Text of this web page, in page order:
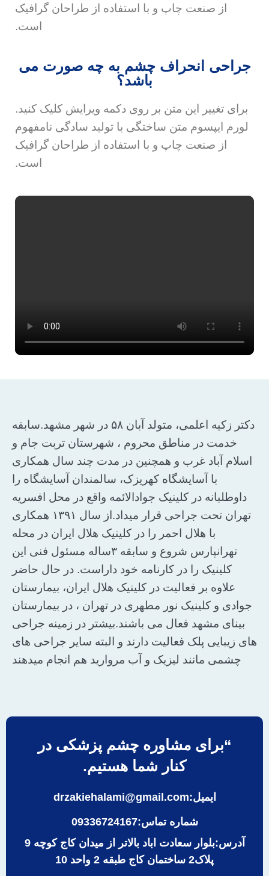
از صنعت چاپ و با استفاده از طراحان گرافیک
است.
جراحی انحراف چشم به چه صورت می
باشد؟
برای تغییر این متن بر روی دکمه ویرایش کلیک کنید.
لورم ایپسوم متن ساختگی با تولید سادگی نامفهوم
از صنعت چاپ و با استفاده از طراحان گرافیک
است.
دکتر زکیه اعلمی، متولد آبان ۵۸ در شهر مشهد.سابقه
خدمت در مناطق محروم ، شهرستان تربت جام و
اسلام آباد غرب و همچنین در مدت چند سال همکاری
با آسایشگاه کهریزک، سالمندان آسایشگاه را
داوطلبانه در کلینیک جوادالائمه واقع در محل افسریه
تهران تحت جراحی قرار میداد.از سال ۱۳۹۱ همکاری
با هلال احمر را در کلینیک هلال ایران در محله
تهرانپارس شروع و سابقه ۳ساله مسئول فنی این
کلینیک را در کارنامه خود داراست. در حال حاضر
علاوه بر فعالیت در کلینیک هلال ایران، بیمارستان
جوادی و کلینیک نور مطهری در تهران ، در بیمارستان
بینای مشهد فعال می باشند.بیشتر در زمینه جراحی
های زیبایی پلک فعالیت دارند و البته سایر جراحی های
چشمی مانند لیزیک و آب مروارید هم انجام میدهند
“برای مشاوره چشم پزشکی در
کنار شما هستیم.
ایمیل:drzakiehalami@gmail.com
شماره تماس:09336724167
آدرس:بلوار سعادت اباد بالاتر از میدان کاج کوچه 9
پلاک2 ساختمان کاج طبقه 2 واحد 10